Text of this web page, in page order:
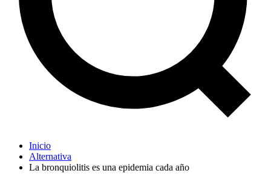
Inicio
Alternativa
La bronquiolitis es una epidemia cada año